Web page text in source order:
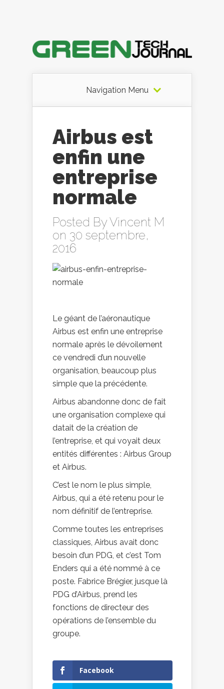
Navigation Menu
Airbus est
enfin une
entreprise
normale
Posted ByVincent M
on 30 septembre,
2016
Le géant de l’aéronautique
Airbus est enfin une entreprise
normale après le dévoilement
ce vendredi d’un nouvelle
organisation, beaucoup plus
simple que la précédente.
Airbus abandonne donc de fait
une organisation complexe qui
datait de la création de
l’entreprise, et qui voyait deux
entités différentes : Airbus Group
et Airbus.
C’est le nom le plus simple,
Airbus, qui a été retenu pour le
nom définitif de l’entreprise.
Comme toutes les entreprises
classiques, Airbus avait donc
besoin d’un PDG, et c’est Tom
Enders qui a été nommé à ce
poste. Fabrice Brégier, jusque là
PDG d’Airbus, prend les
fonctions de directeur des
opérations de l’ensemble du
groupe.
Facebook